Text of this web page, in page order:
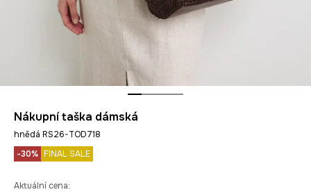
Nákupní taška dámská
hnědá RS26-TOD718
-30% FINAL SALE
Aktuální cena: